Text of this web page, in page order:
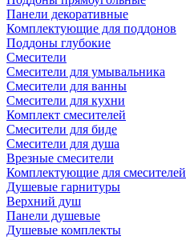
Панели декоративные
Комплектующие для поддонов
Поддоны глубокие
Смесители
Смесители для умывальника
Смесители для ванны
Смесители для кухни
Комплект смесителей
Смесители для биде
Смесители для душа
Врезные смесители
Комплектующие для смесителей
Душевые гарнитуры
Верхний душ
Панели душевые
Душевые комплекты